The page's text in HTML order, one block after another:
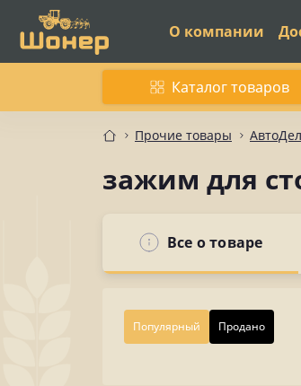
О компании
Каталог товаров
Прочие товары
зажим для
Все о товаре
Популярный Продано